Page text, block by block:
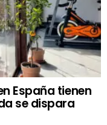
España tienen
se dispara